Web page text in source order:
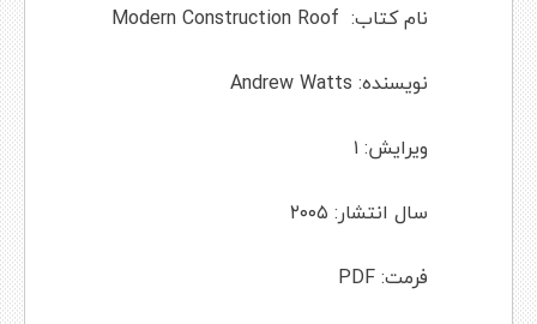
نام کتاب: Modern Construction Roof
نویسنده: Andrew Watts
ویرایش: ۱
سال انتشار: ۲۰۰۵
فرمت: PDF